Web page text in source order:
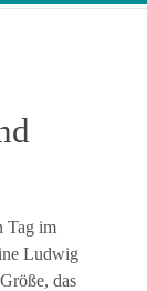
Tag im
Ludwig
das